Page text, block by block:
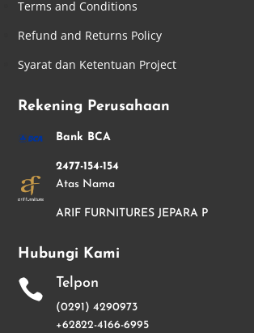
Terms and Conditions
Refund and Returns Policy
Syarat dan Ketentuan Project
Rekening Perusahaan
Bank BCA
2477-154-154
Atas Nama
ARIF FURNITURES JEPARA P
Hubungi Kami
 Telpon
(0291) 4290973
+62822-4166-6995